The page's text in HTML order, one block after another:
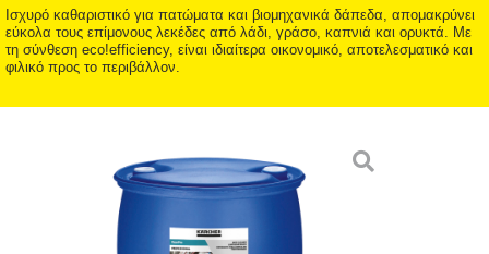
PROFESSIONAL
ΑΞΕΣΟΥΑΡ
Ισχυρό καθαριστικό για πατώματα και βιομηχανικά δάπεδα, απομακρύνει
εύκολα τους επίμονους λεκέδες από λάδι, γράσο, καπνιά και ορυκτά. Με
τη σύνθεση eco!efficiency, είναι ιδιαίτερα οικονομικό, αποτελεσματικό και
φιλικό προς το περιβάλλον.